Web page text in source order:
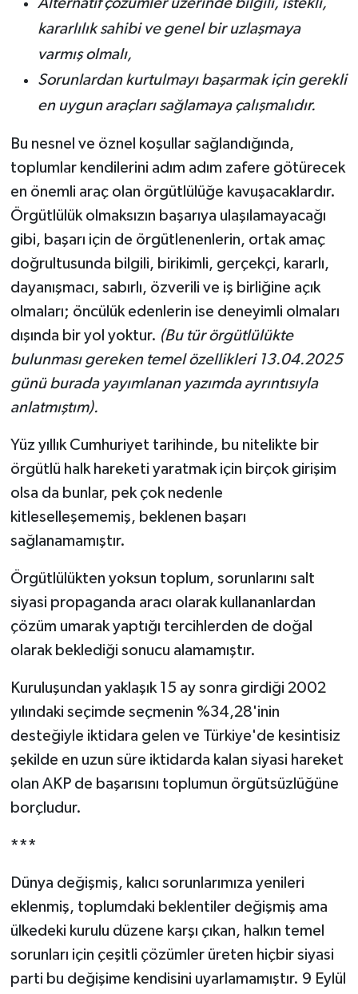
Alternatif çözümler üzerinde bilgili, istekli,
kararlılık sahibi ve genel bir uzlaşmaya
varmış olmalı,
Sorunlardan kurtulmayı başarmak için gerekli
en uygun araçları sağlamaya çalışmalıdır.
Bu nesnel ve öznel koşullar sağlandığında,
toplumlar kendilerini adım adım zafere götürecek
en önemli araç olan örgütlülüğe kavuşacaklardır.
Örgütlülük olmaksızın başarıya ulaşılamayacağı
gibi, başarı için de örgütlenenlerin, ortak amaç
doğrultusunda bilgili, birikimli, gerçekçi, kararlı,
dayanışmacı, sabırlı, özverili ve iş birliğine açık
olmaları; öncülük edenlerin ise deneyimli olmaları
dışında bir yol yoktur. (Bu tür örgütlülükte
bulunması gereken temel özellikleri 13.04.2025
günü burada yayımlanan yazımda ayrıntısıyla
anlatmıştım).
Yüz yıllık Cumhuriyet tarihinde, bu nitelikte bir
örgütlü halk hareketi yaratmak için birçok girişim
olsa da bunlar, pek çok nedenle
kitleselleşememiş, beklenen başarı
sağlanamamıştır.
Örgütlülükten yoksun toplum, sorunlarını salt
siyasi propaganda aracı olarak kullananlardan
çözüm umarak yaptığı tercihlerden de doğal
olarak beklediği sonucu alamamıştır.
Kuruluşundan yaklaşık 15 ay sonra girdiği 2002
yılındaki seçimde seçmenin %34,28'inin
desteğiyle iktidara gelen ve Türkiye'de kesintisiz
şekilde en uzun süre iktidarda kalan siyasi hareket
olan AKP de başarısını toplumun örgütsüzlüğüne
borçludur.
***
Dünya değişmiş, kalıcı sorunlarımıza yenileri
eklenmiş, toplumdaki beklentiler değişmiş ama
ülkedeki kurulu düzene karşı çıkan, halkın temel
sorunları için çeşitli çözümler üreten hiçbir siyasi
parti bu değişime kendisini uyarlamamıştır. 9 Eylül